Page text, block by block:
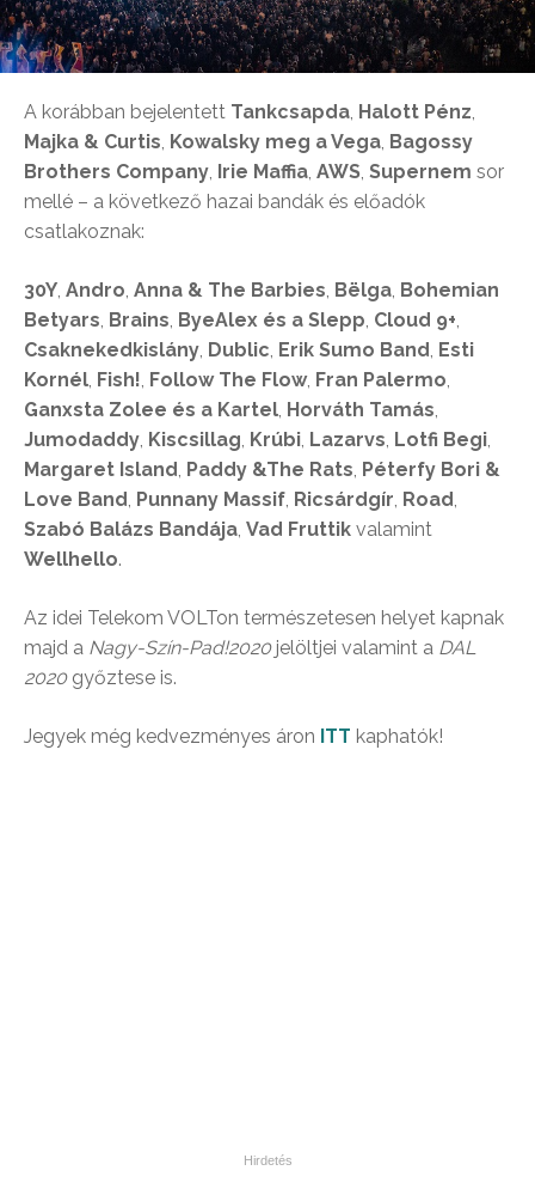
A korábban bejelentett Tankcsapda, Halott Pénz,
Majka & Curtis, Kowalsky meg a Vega, Bagossy
Brothers Company, Irie Maffia, AWS, Supernem sor
mellé – a következő hazai bandák és előadók
csatlakoznak:
30Y, Andro, Anna & The Barbies, Bëlga, Bohemian
Betyars, Brains, ByeAlex és a Slepp, Cloud 9+,
Csaknekedkislány, Dublic, Erik Sumo Band, Esti
Kornél, Fish!, Follow The Flow, Fran Palermo,
Ganxsta Zolee és a Kartel, Horváth Tamás,
Jumodaddy, Kiscsillag, Krúbi, Lazarvs, Lotfi Begi,
Margaret Island, Paddy &The Rats, Péterfy Bori &
Love Band, Punnany Massif, Ricsárdgír, Road,
Szabó Balázs Bandája, Vad Fruttik valamint
Wellhello.
Az idei Telekom VOLTon természetesen helyet kapnak
majd a Nagy-Szín-Pad!2020jelöltjei valamint a DAL
2020győztese is.
Jegyek még kedvezményes áron ITT kaphatók!